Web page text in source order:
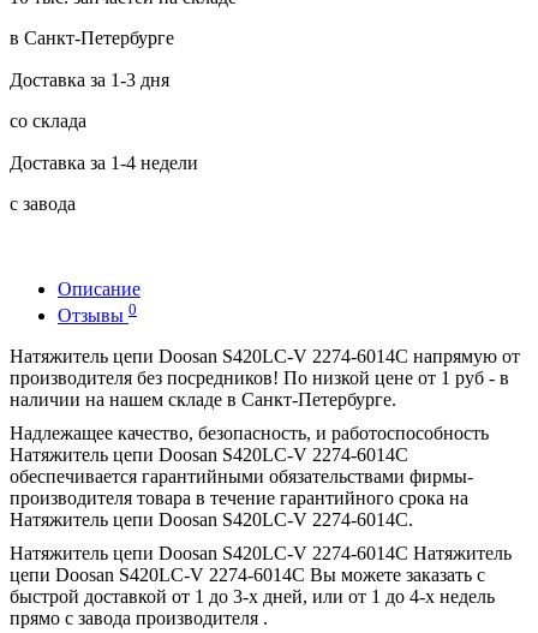
в Санкт-Петербурге
Доставка за 1-3 дня
со склада
Доставка за 1-4 недели
с завода
Описание
Отзывы 0
Нaтяжитель цепи Dооsаn S420LC-V 2274-6014С напрямую от
производителя без посредников! По низкой цене от 1 руб - в
наличии на нашем складе в Санкт-Петербурге.
Надлежащее качество, безопасность, и работоспособность
Нaтяжитель цепи Dооsаn S420LC-V 2274-6014С
обеспечивается гарантийными обязательствами фирмы-
производителя товара в течение гарантийного срока на
Нaтяжитель цепи Dооsаn S420LC-V 2274-6014С.
Нaтяжитель цепи Dооsаn S420LC-V 2274-6014С Нaтяжитель
цепи Dооsаn S420LC-V 2274-6014С Вы можете заказать с
быстрой доставкой от 1 до 3-х дней, или от 1 до 4-х недель
прямо с завода производителя .